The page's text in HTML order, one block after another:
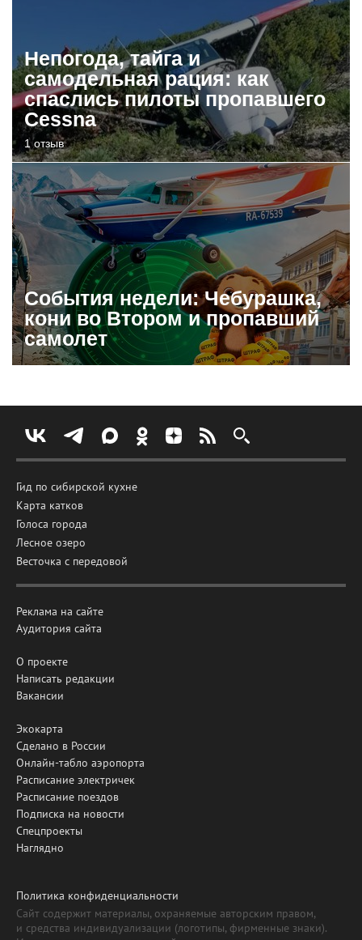
Непогода, тайга и
самодельная рация: как
спаслись пилоты пропавшего
Cessna
1 отзыв
События недели: Чебурашка,
кони во Втором и пропавший
самолет
Гид по сибирской кухне
Карта катков
Голоса города
Лесное озеро
Весточка с передовой
Реклама на сайте
Аудитория сайта
О проекте
Написать редакции
Вакансии
Экокарта
Сделано в России
Онлайн-табло аэропорта
Расписание электричек
Расписание поездов
Подписка на новости
Спецпроекты
Наглядно
Политика конфиденциальности
Сайт содержит материалы, охраняемые авторским правом,
и средства индивидуализации (логотипы, фирменные знаки).